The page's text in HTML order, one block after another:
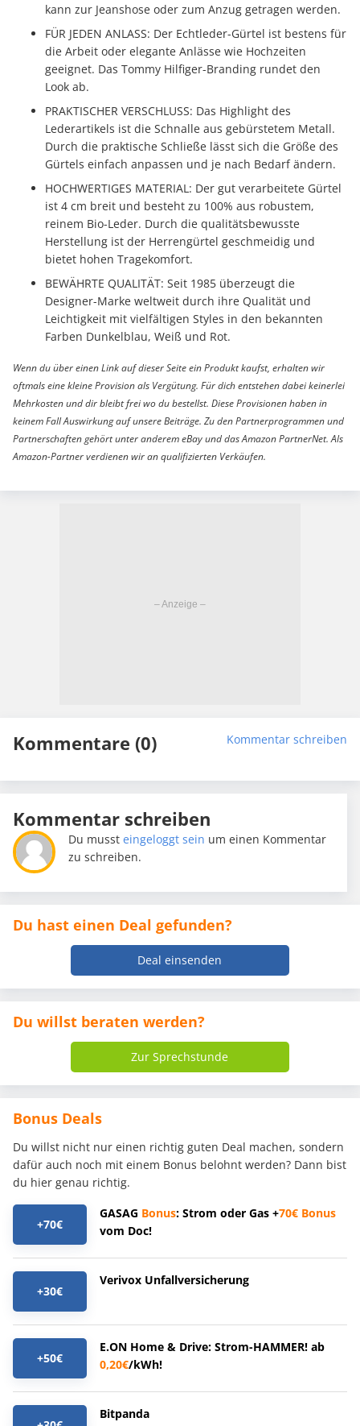
kann zur Jeanshose oder zum Anzug getragen werden.
FÜR JEDEN ANLASS: Der Echtleder-Gürtel ist bestens für
die Arbeit oder elegante Anlässe wie Hochzeiten
geeignet. Das Tommy Hilfiger-Branding rundet den
Look ab.
PRAKTISCHER VERSCHLUSS: Das Highlight des
Lederartikels ist die Schnalle aus gebürstetem Metall.
Durch die praktische Schließe lässt sich die Größe des
Gürtels einfach anpassen und je nach Bedarf ändern.
HOCHWERTIGES MATERIAL: Der gut verarbeitete Gürtel
ist 4 cm breit und besteht zu 100% aus robustem,
reinem Bio-Leder. Durch die qualitätsbewusste
Herstellung ist der Herrengürtel geschmeidig und
bietet hohen Tragekomfort.
BEWÄHRTE QUALITÄT: Seit 1985 überzeugt die
Designer-Marke weltweit durch ihre Qualität und
Leichtigkeit mit vielfältigen Styles in den bekannten
Farben Dunkelblau, Weiß und Rot.
Wenn du über einen Link auf dieser Seite ein Produkt kaufst, erhalten wir
oftmals eine kleine Provision als Vergütung. Für dich entstehen dabei keinerlei
Mehrkosten und dir bleibt frei wo du bestellst. Diese Provisionen haben in
keinem Fall Auswirkung auf unsere Beiträge. Zu den Partnerprogrammen und
Partnerschaften gehört unter anderem eBay und das Amazon PartnerNet. Als
Amazon-Partner verdienen wir an qualifizierten Verkäufen.
Kommentare (0) Kommentar schreiben
Kommentar schreiben
Du mussteingeloggt sein um einen Kommentar
zu schreiben.
Du hast einen Deal gefunden?
Deal einsenden
Du willst beraten werden?
Zur Sprechstunde
Bonus Deals
Du willst nicht nur einen richtig guten Deal machen, sondern
dafür auch noch mit einem Bonus belohnt werden? Dann bist
du hier genau richtig.
+70€
GASAG Bonus: Strom oder Gas +70€ Bonus
vom Doc!
+30€
Verivox Unfallversicherung
+50€
E.ON Home & Drive: Strom-HAMMER! ab
0,20€/kWh!
Bitpanda